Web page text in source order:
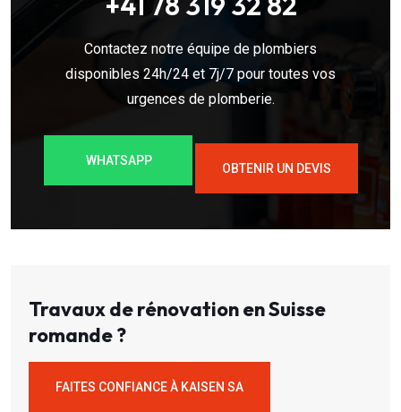
Contactez notre équipe de plombiers
disponibles 24h/24 et 7j/7 pour toutes vos
urgences de plomberie.
WHATSAPP
OBTENIR UN DEVIS
Travaux de rénovation en Suisse
romande ?
FAITES CONFIANCE À KAISEN SA